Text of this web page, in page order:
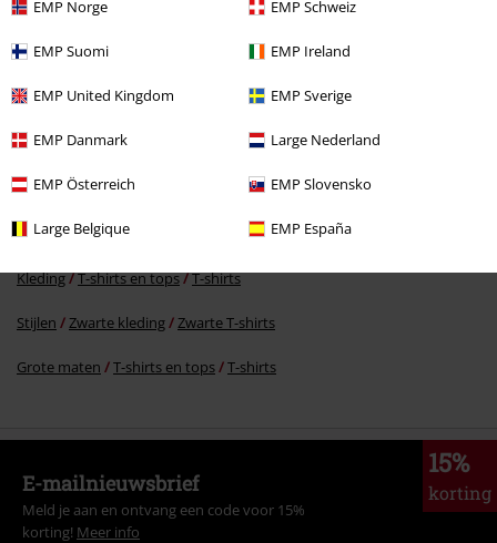
EMP Norge EMP Schweiz
EMP Suomi EMP Ireland
EMP United Kingdom EMP Sverige
EMP Danmark Large Nederland
EMP Österreich EMP Slovensko
Large Belgique EMP España
Meer categorieën. Meer opties.
Grote maten Mannen
Kleding & accessoires T-shirts
Kleding T-shirts en tops T-shirts
Stijlen Zwarte kleding Zwarte T-shirts
Grote maten T-shirts en tops T-shirts
15%
korting
E-mailnieuwsbrief
Meld je aan en ontvang een code voor 15%
korting! Meer info